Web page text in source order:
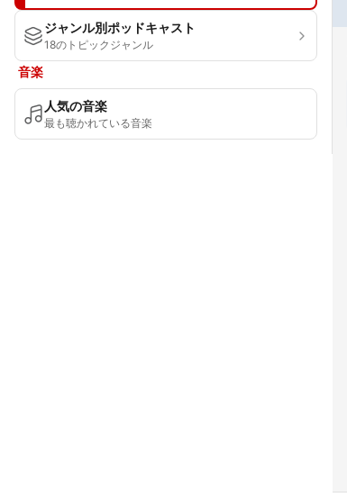
ジャンル別ポッドキャスト
18のトピックジャンル
音楽
人気の音楽
最も聴かれている音楽